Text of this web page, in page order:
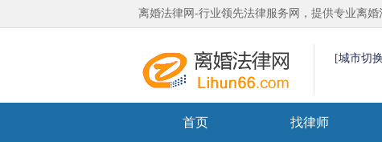
离婚法律网-行业领先法律服务网，提供专业离婚
[城市切
首页 找律师